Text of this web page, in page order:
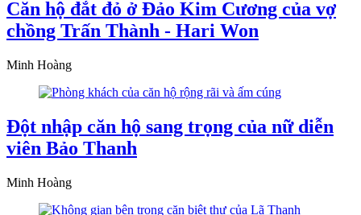
Căn hộ đắt đỏ ở Đảo Kim Cương của vợ
chồng Trấn Thành - Hari Won
Minh Hoàng
Đột nhập căn hộ sang trọng của nữ diễn
viên Bảo Thanh
Minh Hoàng